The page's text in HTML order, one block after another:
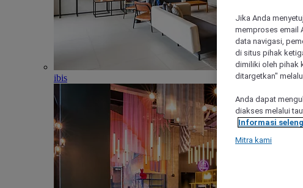
ibis
Jika Anda
memproses email
data navigasi,
di situs pihak
dimiliki oleh pihak
ditargetkan"
Anda dapat
diakses melalui
Informasi
Mitra kami